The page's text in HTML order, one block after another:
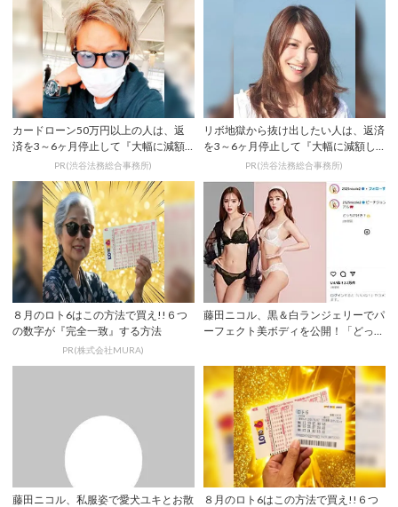
カードローン50万円以上の人は、返
済を3～6ヶ月停止して『大幅に減額
してから返済...PR(渋谷法務総合事務所)
リボ地獄から抜け出したい人は、返済
を3～6ヶ月停止して『大幅に減額し
てから返済す...PR(渋谷法務総合事務所)
８月のロト6はこの方法で買え!!６つ
の数字が『完全一致』する方法
PR(株式会社MURA)
藤田ニコル、黒＆白ランジェリーでパ
ーフェクト美ボディを公開！「どっち
藤田ニコル、私服姿で愛犬ユキとお散
８月のロト6はこの方法で買え!!６つ